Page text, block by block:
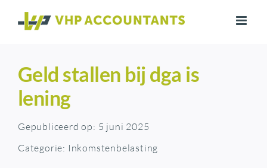
naar
Geld stallen bij dga is
lening
Gepubliceerd op: 5 juni 2025
Categorie: Inkomstenbelasting